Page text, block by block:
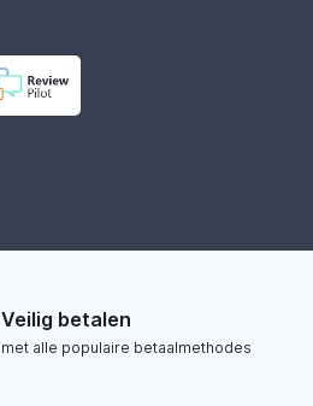
Veilig betalen
met alle populaire betaalmethodes